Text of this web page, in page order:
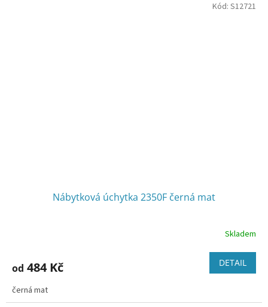
Nábytková úchytka 2350F černá mat
Skladem
od 484 Kč DETAIL
černá mat
Kód: S12721